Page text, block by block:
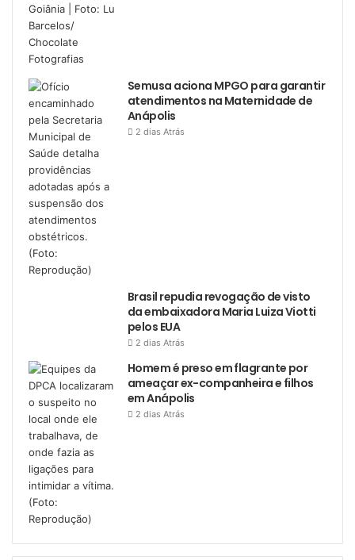
Semusa aciona MPGO para garantir
atendimentos na Maternidade de
Anápolis
2 dias Atrás
Brasil repudia revogação de visto
da embaixadora Maria Luiza Viotti
pelos EUA
2 dias Atrás
Homem é preso em flagrante por
ameaçar ex-companheira e filhos
em Anápolis
2 dias Atrás